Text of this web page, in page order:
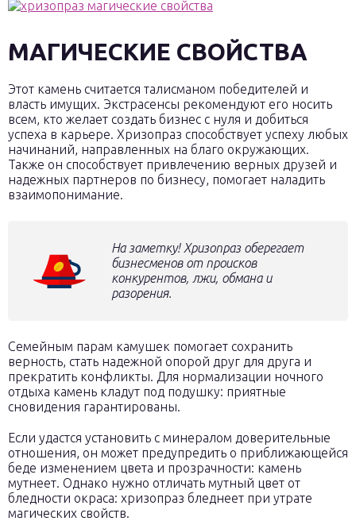
МАГИЧЕСКИЕ СВОЙСТВА
Этот камень считается талисманом победителей и
власть имущих. Экстрасенсы рекомендуют его носить
всем, кто желает создать бизнес с нуля и добиться
успеха в карьере. Хризопраз способствует успеху любых
начинаний, направленных на благо окружающих.
Также он способствует привлечению верных друзей и
надежных партнеров по бизнесу, помогает наладить
взаимопонимание.
На заметку! Хризопраз оберегает
бизнесменов от происков
конкурентов, лжи, обмана и
разорения.
Семейным парам камушек помогает сохранить
верность, стать надежной опорой друг для друга и
прекратить конфликты. Для нормализации ночного
отдыха камень кладут под подушку: приятные
сновидения гарантированы.
Если удастся установить с минералом доверительные
отношения, он может предупредить о приближающейся
беде изменением цвета и прозрачности: камень
мутнеет. Однако нужно отличать мутный цвет от
бледности окраса: хризопраз бледнеет при утрате
магических свойств.